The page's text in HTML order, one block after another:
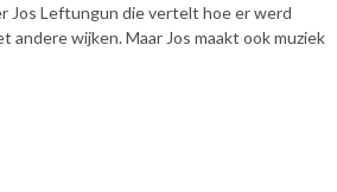
Jos Leftungun die vertelt hoe er werd
wijken. Maar Jos maakt ook muziek